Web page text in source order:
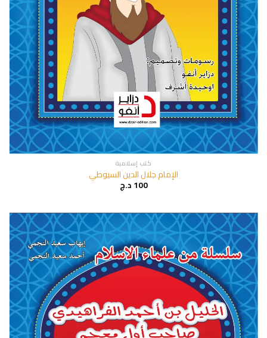
كتب إسلامية
الإمام جلال الدين السيوطي
100د.ج